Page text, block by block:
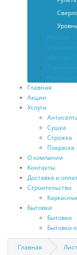
Главная
Акции
Услуги
Сушка
Строжка
Покраска
О компании
Контакты
Доставка и
Строительство
Бытовки
Бытовки
Бытовки-
Главная